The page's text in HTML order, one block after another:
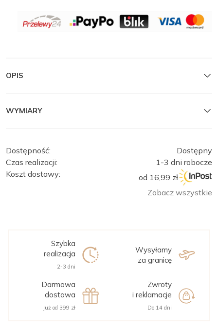
OPIS
WYMIARY
Dostępność:
Dostępny
Czas realizacji:
1-3 dni robocze
Koszt dostawy:
od 16,99 zł
Zobacz wszystkie
Szybka
realizacja
2-3 dni
Wysyłamy
za granicę
Darmowa
dostawa
Już od 399 zł
Zwroty
i reklamacje
Do 14 dni